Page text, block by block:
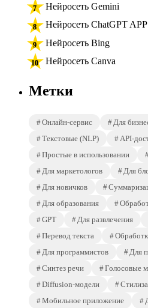
Нейросеть Gemini
Нейросеть ChatGPT APP
Нейросеть Bing
Нейросеть Canva
Метки
Онлайн-сервис Для
Текстовые (NLP)
API-
Простые в использовании
Для маркетологов
Для
Для новичков
Для образования
GPT
Для развлечения
Перевод текста
Для программистов
Для
Синтез речи
Голосовые
Diffusion-модели
Мобильное приложение